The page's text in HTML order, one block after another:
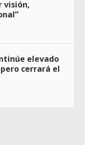
visión,
elevado
cerrará el